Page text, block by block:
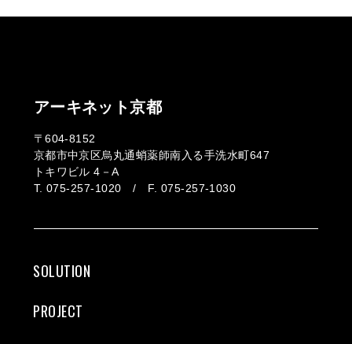
アーキネット京都
〒604-8152
京都市中京区烏丸通蛸薬師南入る手洗水町647
トキワビル 4－A
T. 075-257-1020 / F. 075-257-1030
SOLUTION
PROJECT